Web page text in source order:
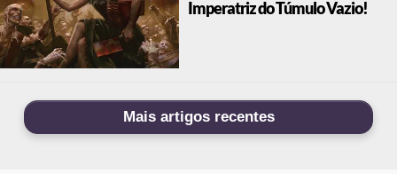
Imperatriz do Túmulo Vazio!
Mais artigos recentes